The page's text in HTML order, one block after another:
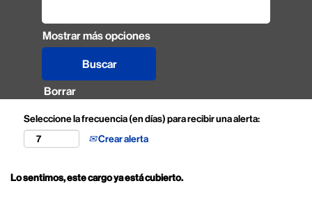
Mostrar más opciones
Borrar
Seleccione la frecuencia (en días) para recibir una alerta:
Crear alerta
Lo sentimos, este cargo ya está cubierto.